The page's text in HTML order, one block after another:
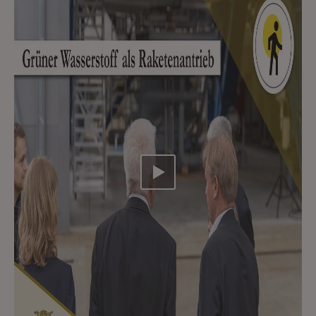
Video abspielen